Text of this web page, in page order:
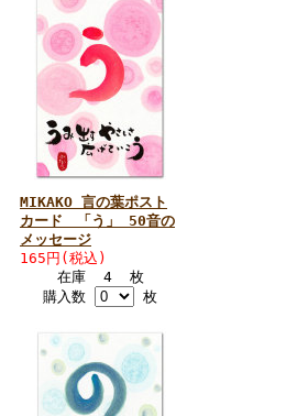
MIKAKO 言の葉ポスト
カード 「う」 50音の
メッセージ
165円(税込)
在庫 4 枚
購入数
枚